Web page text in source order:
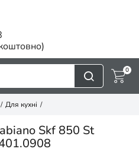
0
Для кухні
Skf 850 St